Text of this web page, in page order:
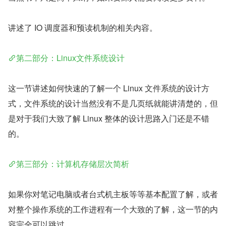
讲述了 IO 调度器和预读机制的相关内容。
第二部分：Linux文件系统设计
这一节讲述如何快速的了解一个 Linux 文件系统的设计方
式，文件系统的设计当然没有不是几页纸就能讲清楚的，但
是对于我们大致了解 Linux 整体的设计思路入门还是不错
的。
第三部分：计算机存储层次简析
如果你对笔记电脑或者台式机主板等等基本配置了解，或者
对整个操作系统的工作进程有一个大致的了解，这一节的内